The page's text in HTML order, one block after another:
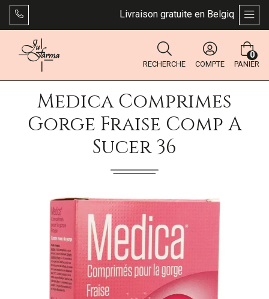
Livraison gratuite en Belgique dès
RECHERCHE COMPTE PANIER
0
Medica Comprimes
Gorge Fraise Comp A
Sucer 36